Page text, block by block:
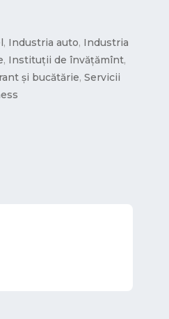
, Industria auto, Industria
, Instituții de învățămînt,
și bucătărie,Servicii